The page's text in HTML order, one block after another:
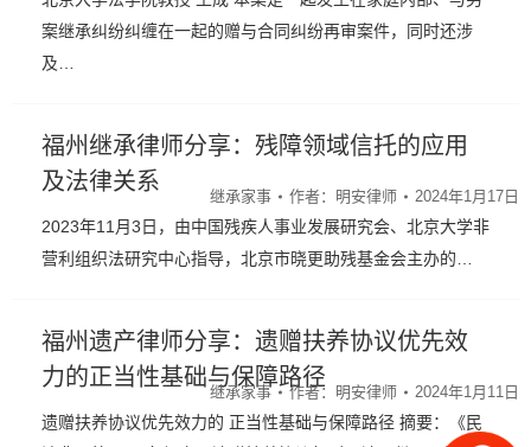
案继承纠纷纠缠在一起的赠与合同纠纷再审案件，同时还涉
及…
福州继承律师分享：残障领域信托的应用
及法律关系
继承家事 作者： 明安律师 2024年1月17日
2023年11月3日，由中国残疾人事业发展研究会、北京大学非
营利组织法研究中心指导，北京市晓更助残基金会主办的…
福州遗产律师分享：遗赠扶养协议优先效
力的正当性基础与保障路径
继承家事 作者： 明安律师 2024年1月11日
遗赠扶养协议优先效力的 正当性基础与保障路径 摘要：《民